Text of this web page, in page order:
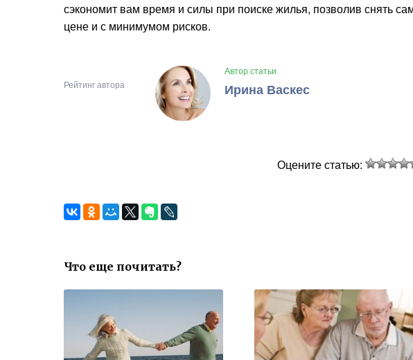
сэкономит вам время и силы при поиске жилья, позволив снять
цене и с минимумом рисков.
Рейтинг автора
Автор статьи
Ирина Васкес
Оцените статью:
Что еще почитать?